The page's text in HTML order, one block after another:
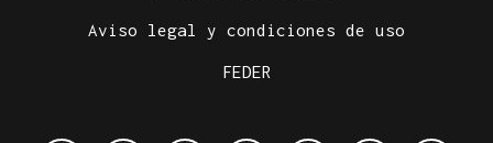
Aviso legal y condiciones de uso
FEDER